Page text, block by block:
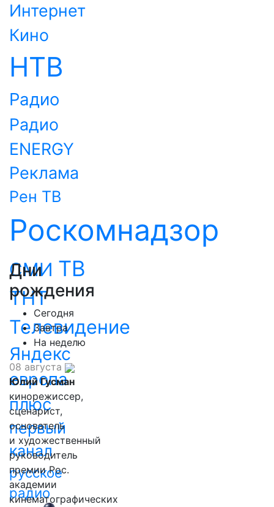
Интернет
Кино
НТВ
Радио
Радио
ENERGY
Реклама
Рен ТВ
Роскомнадзор
СМИ ТВ
ТНТ
Телевидение
Яндекс
европа
плюс
первый
канал
русское
радио
Дни
рождения
Сегодня
Завтра
На неделю
08 августа
Юлий Гусман
кинорежиссер,
сценарист,
основатель
и художественный
руководитель
премии Рос.
академии
кинематографических